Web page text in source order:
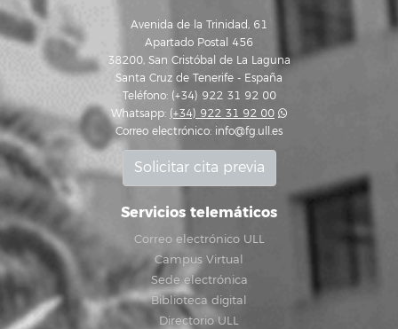
Avenida de la Trinidad, 61
Apartado Postal 456
38200, San Cristóbal de La Laguna
Santa Cruz de Tenerife - España
Teléfono: (+34) 922 31 92 00
Whatsapp: (+34) 922 31 92 00
Correo electrónico: info@fg.ull.es
Solicitar cita previa
Servicios telemáticos
Correo electrónico ULL
Campus Virtual
Sede electrónica
Biblioteca digital
Directorio ULL